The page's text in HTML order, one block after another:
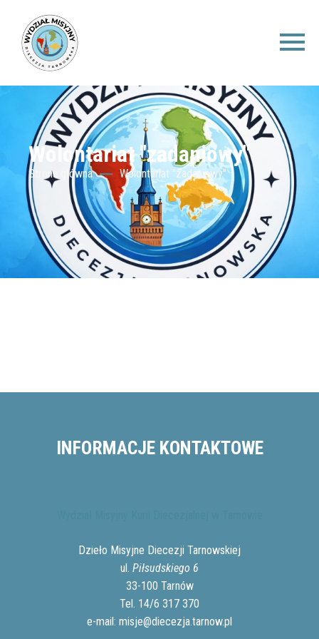
Wolontariat "zadaniowy"
Strona główna Wolontariat "zadaniowy"
INFORMACJE KONTAKTOWE
Dzieło Misyjne Diecezji Tarnowskiej
ul. Piłsudskiego 6
33-100 Tarnów
Tel. 14/6 317 370
e-mail: misje@diecezja.tarnow.pl